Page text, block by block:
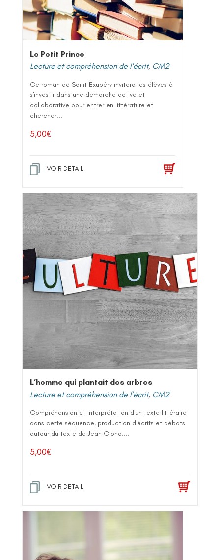
Le Petit Prince
Lecture et compréhension de l'écrit, CM2
Ce roman de Saint Exupéry invitera les élèves à
s'investir dans une démarche active et
collaborative pour entrer en littérature et
chercher...
5,00€
VOIR DETAIL
L’homme qui plantait des arbres
Lecture et compréhension de l'écrit, CM2
Compréhension et interprétation d'un texte littéraire
dans cette séquence, production d'écrits et débats
autour du texte de Jean Giono....
5,00€
VOIR DETAIL